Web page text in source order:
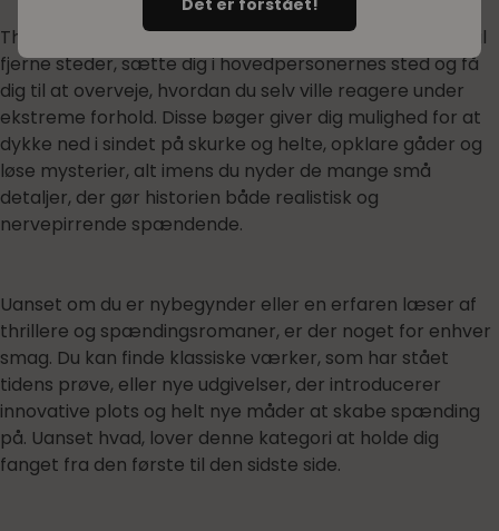
Thrillere og spændingsromaner kan transportere dig til
fjerne steder, sætte dig i hovedpersonernes sted og få
dig til at overveje, hvordan du selv ville reagere under
ekstreme forhold. Disse bøger giver dig mulighed for at
dykke ned i sindet på skurke og helte, opklare gåder og
løse mysterier, alt imens du nyder de mange små
detaljer, der gør historien både realistisk og
nervepirrende spændende.
Uanset om du er nybegynder eller en erfaren læser af
thrillere og spændingsromaner, er der noget for enhver
smag. Du kan finde klassiske værker, som har stået
tidens prøve, eller nye udgivelser, der introducerer
innovative plots og helt nye måder at skabe spænding
på. Uanset hvad, lover denne kategori at holde dig
fanget fra den første til den sidste side.